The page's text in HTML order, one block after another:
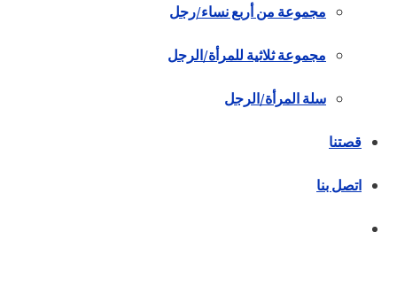
مجموعة من أربع نساء/رجل
مجموعة ثلاثية للمرأة/الرجل
سلة المرأة/الرجل
قصتنا
اتصل بنا